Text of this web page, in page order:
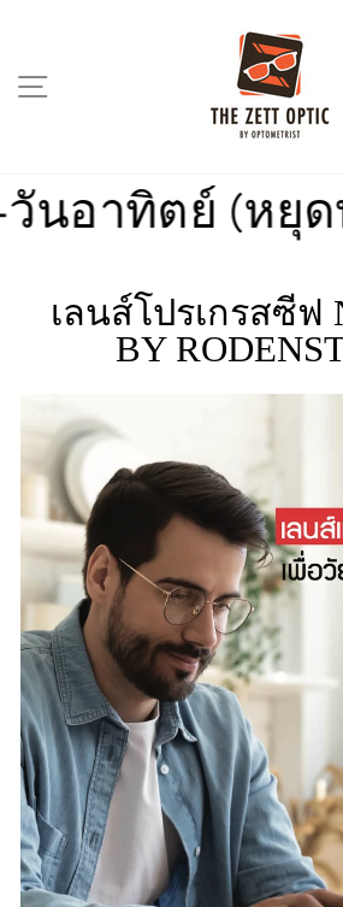
SITE NAVIGATION
อาทิตย์ (หยุดทุ
เลนส์โปรเกรสซีฟ
BY